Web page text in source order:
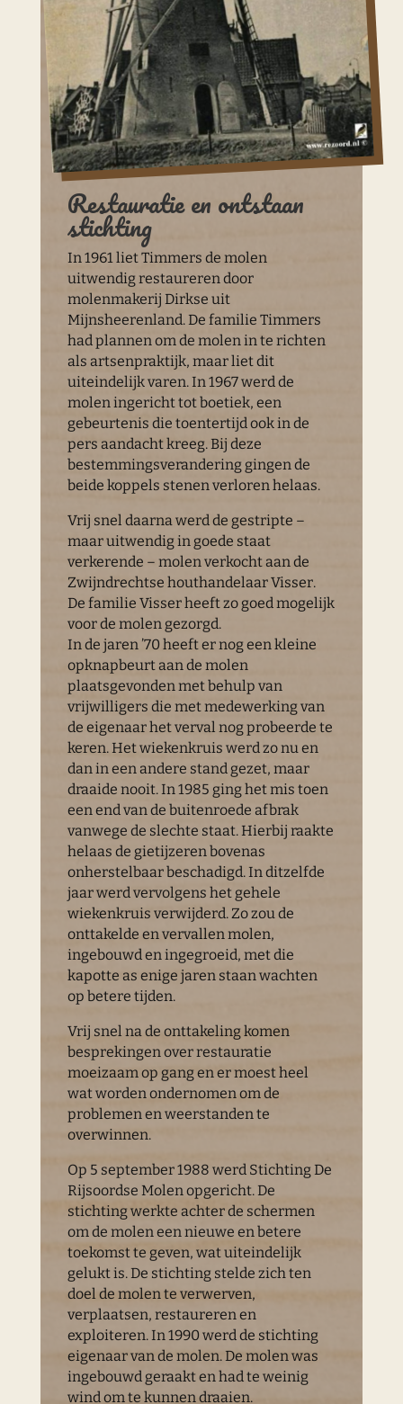
Restauratie en ontstaan
stichting
In 1961 liet Timmers de molen
uitwendig restaureren door
molenmakerij Dirkse uit
Mijnsheerenland. De familie Timmers
had plannen om de molen in te richten
als artsenpraktijk, maar liet dit
uiteindelijk varen. In 1967 werd de
molen ingericht tot boetiek, een
gebeurtenis die toentertijd ook in de
pers aandacht kreeg. Bij deze
bestemmingsverandering gingen de
beide koppels stenen verloren helaas.
Vrij snel daarna werd de gestripte –
maar uitwendig in goede staat
verkerende – molen verkocht aan de
Zwijndrechtse houthandelaar Visser.
De familie Visser heeft zo goed mogelijk
voor de molen gezorgd.
In de jaren ’70 heeft er nog een kleine
opknapbeurt aan de molen
plaatsgevonden met behulp van
vrijwilligers die met medewerking van
de eigenaar het verval nog probeerde te
keren. Het wiekenkruis werd zo nu en
dan in een andere stand gezet, maar
draaide nooit. In 1985 ging het mis toen
een end van de buitenroede afbrak
vanwege de slechte staat. Hierbij raakte
helaas de gietijzeren bovenas
onherstelbaar beschadigd. In ditzelfde
jaar werd vervolgens het gehele
wiekenkruis verwijderd. Zo zou de
onttakelde en vervallen molen,
ingebouwd en ingegroeid, met die
kapotte as enige jaren staan wachten
op betere tijden.
Vrij snel na de onttakeling komen
besprekingen over restauratie
moeizaam op gang en er moest heel
wat worden ondernomen om de
problemen en weerstanden te
overwinnen.
Op 5 september 1988 werd Stichting De
Rijsoordse Molen opgericht. De
stichting werkte achter de schermen
om de molen een nieuwe en betere
toekomst te geven, wat uiteindelijk
gelukt is. De stichting stelde zich ten
doel de molen te verwerven,
verplaatsen, restaureren en
exploiteren. In 1990 werd de stichting
eigenaar van de molen. De molen was
ingebouwd geraakt en had te weinig
wind om te kunnen draaien.